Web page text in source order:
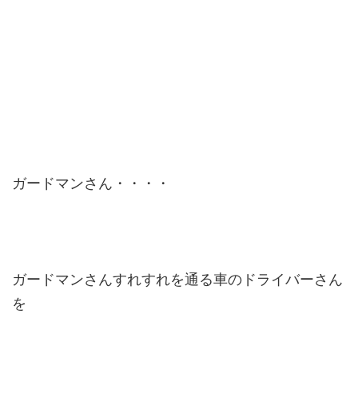
ガードマンさん・・・・
ガードマンさんすれすれを通る車のドライバーさん
を